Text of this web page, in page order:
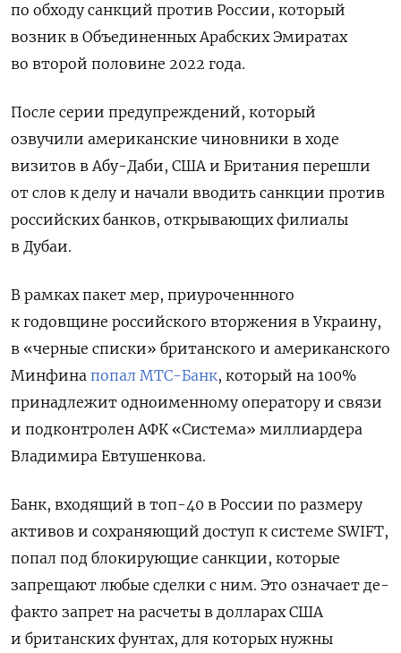
по обходу санкций против России, который
возник в Объединенных Арабских Эмиратах
во второй половине 2022 года.
После серии предупреждений, который
озвучили американские чиновники в ходе
визитов в Абу-Даби, США и Британия перешли
от слов к делу и начали вводить санкции против
российских банков, открывающих филиалы
в Дубаи.
В рамках пакет мер, приуроченнного
к годовщине российского вторжения в Украину,
в «черные списки» британского и американского
Минфина попал МТС-Банк, который на 100%
принадлежит одноименному оператору и связи
и подконтролен АФК «Система» миллиардера
Владимира Евтушенкова.
Банк, входящий в топ-40 в России по размеру
активов и сохраняющий доступ к системе SWIFT,
попал под блокирующие санкции, которые
запрещают любые сделки с ним. Это означает де-
факто запрет на расчеты в долларах США
и британских фунтах, для которых нужны